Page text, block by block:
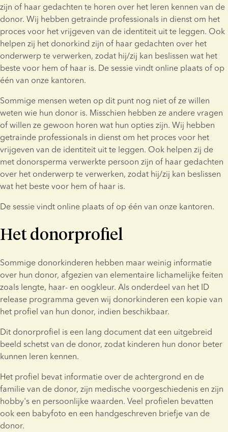
zijn of haar gedachten te horen over het leren kennen van de
donor. Wij hebben getrainde professionals in dienst om het
proces voor het vrijgeven van de identiteit uit te leggen. Ook
helpen zij het donorkind zijn of haar gedachten over het
onderwerp te verwerken, zodat hij/zij kan beslissen wat het
beste voor hem of haar is. De sessie vindt online plaats of op
één van onze kantoren.
Sommige mensen weten op dit punt nog niet of ze willen
weten wie hun donor is. Misschien hebben ze andere vragen
of willen ze gewoon horen wat hun opties zijn. Wij hebben
getrainde professionals in dienst om het proces voor het
vrijgeven van de identiteit uit te leggen. Ook helpen zij de
met donorsperma verwerkte persoon zijn of haar gedachten
over het onderwerp te verwerken, zodat hij/zij kan beslissen
wat het beste voor hem of haar is.
De sessie vindt online plaats of op één van onze kantoren.
Het donorprofiel
Sommige donorkinderen hebben maar weinig informatie
over hun donor, afgezien van elementaire lichamelijke feiten
zoals lengte, haar- en oogkleur. Als onderdeel van het ID
release programma geven wij donorkinderen een kopie van
het profiel van hun donor, indien beschikbaar.
Dit donorprofiel is een lang document dat een uitgebreid
beeld schetst van de donor, zodat kinderen hun donor beter
kunnen leren kennen.
Het profiel bevat informatie over de achtergrond en de
familie van de donor, zijn medische voorgeschiedenis en zijn
hobby's en persoonlijke waarden. Veel profielen bevatten
ook een babyfoto en een handgeschreven briefje van de
donor.